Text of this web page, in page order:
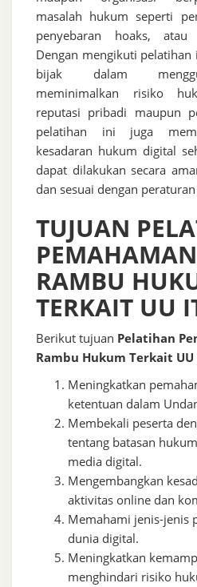
masalah hukum seperti
penyebaran hoaks, atau
Dengan mengikuti
bijak dalam
meminimalkan risiko
reputasi pribadi maupun
pelatihan ini juga
kesadaran hukum digital
dapat dilakukan secara
dan sesuai dengan
TUJUAN
RAMBU
TERKAIT UU
Berikut tujuan Pelatihan
Rambu Hukum Terkait UU
Meningkatkan
ketentuan dalam
Membekali peserta
tentang batasan
media digital.
Mengembangkan
aktivitas online dan
Memahami jenis-jenis
dunia digital.
Meningkatkan
menghindari risiko